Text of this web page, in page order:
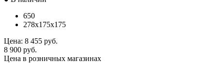
650
278x175x175
Цена: 8 455 руб.
8 900 руб.
Цена в розничных магазинах